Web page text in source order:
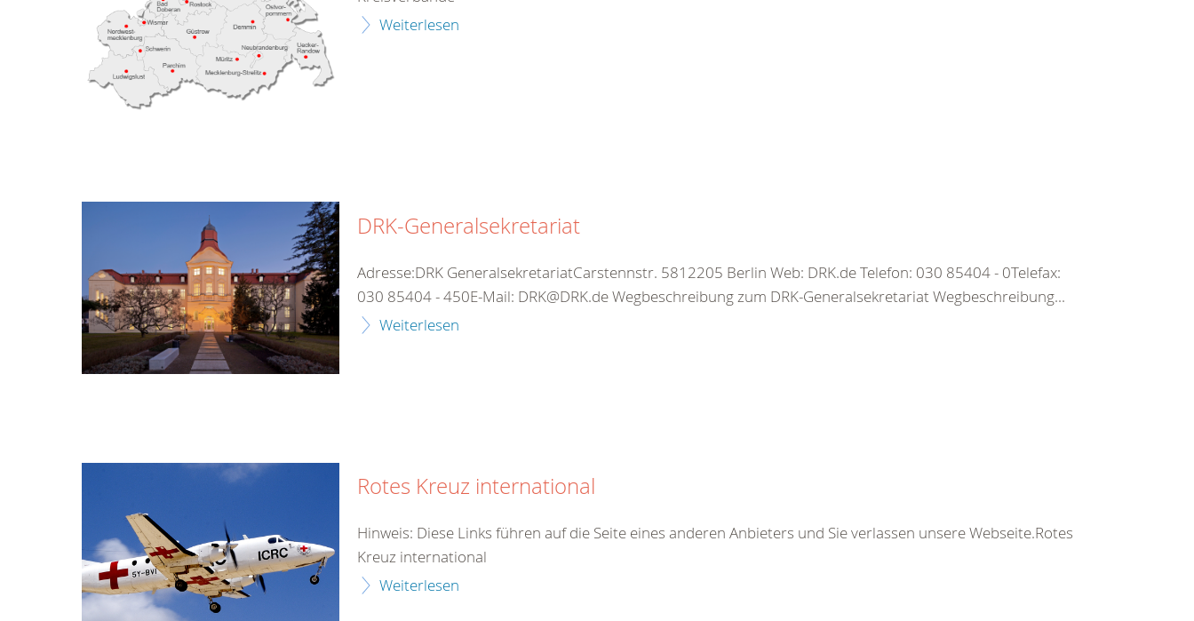
Weiterlesen
DRK-Generalsekretariat
Adresse:DRK GeneralsekretariatCarstennstr. 5812205 Berlin Web: DRK.de Telefon: 030 85404 - 0Telefax:
030 85404 - 450E-Mail: DRK@DRK.de Wegbeschreibung zum DRK-Generalsekretariat Wegbeschreibung...
Weiterlesen
Rotes Kreuz international
Hinweis: Diese Links führen auf die Seite eines anderen Anbieters und Sie verlassen unsere Webseite.Rotes
Kreuz international
Weiterlesen